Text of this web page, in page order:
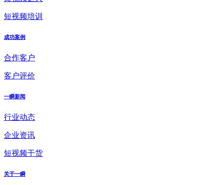
短视频培训
成功案例
合作客户
客户评价
一瞬新闻
行业动态
企业资讯
短视频干货
关于一瞬